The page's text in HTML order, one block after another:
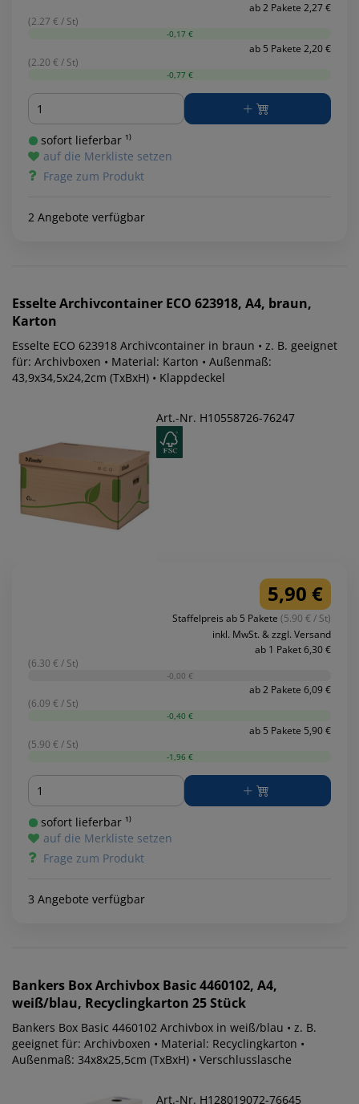
ab 2 Pakete 2,27 €
(2.27 € / St)
-0,17 €
ab 5 Pakete 2,20 €
(2.20 € / St)
-0,77 €
Menge
sofort lieferbar ¹⁾
auf die Merkliste setzen
Frage zum Produkt
2 Angebote verfügbar
EsselteArchivcontainer ECO 623918, A4, braun,
Karton
Esselte ECO 623918 Archivcontainer in braun • z. B. geeignet
für: Archivboxen • Material: Karton • Außenmaß:
43,9x34,5x24,2cm (TxBxH) • Klappdeckel
Art.-Nr. H10558726-76247
5,90 €
Staffelpreis ab 5 Pakete (5.90 € / St)
inkl. MwSt. & zzgl. Versand
ab 1 Paket 6,30 €
(6.30 € / St)
-0,00 €
ab 2 Pakete 6,09 €
(6.09 € / St)
-0,40 €
ab 5 Pakete 5,90 €
(5.90 € / St)
-1,96 €
Menge
sofort lieferbar ¹⁾
auf die Merkliste setzen
Frage zum Produkt
3 Angebote verfügbar
Bankers BoxArchivbox Basic 4460102, A4,
weiß/blau, Recyclingkarton 25 Stück
Bankers Box Basic 4460102 Archivbox in weiß/blau • z. B.
geeignet für: Archivboxen • Material: Recyclingkarton •
Außenmaß: 34x8x25,5cm (TxBxH) • Verschlusslasche
Art.-Nr. H128019072-76645